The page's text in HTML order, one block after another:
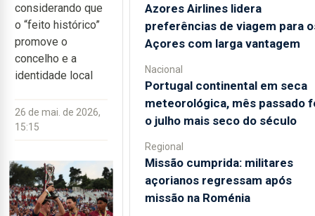
considerando que
o “feito histórico”
promove o
concelho e a
identidade local
26 de mai. de 2026,
15:15
Azores Airlines lidera
preferências de viagem para
Açores com larga vantagem
Nacional
Portugal continental em seca
meteorológica, mês passado
o julho mais seco do século
Regional
Missão cumprida: militares
açorianos regressam após
missão na Roménia